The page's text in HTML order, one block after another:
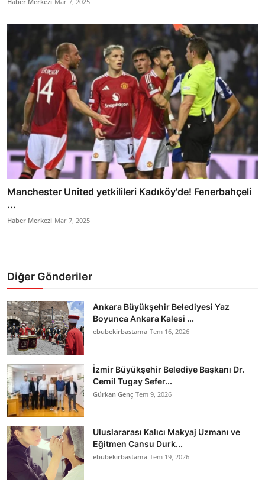
Manchester United yetkilileri Kadıköy'de! Fenerbahçeli
...
Haber Merkezi Mar 7, 2025
Diğer Gönderiler
Ankara Büyükşehir Belediyesi Yaz
Boyunca Ankara Kalesi ...
ebubekirbastama Tem 16, 2026
İzmir Büyükşehir Belediye Başkanı Dr.
Cemil Tugay Sefer...
Gürkan Genç Tem 9, 2026
Uluslararası Kalıcı Makyaj Uzmanı ve
Eğitmen Cansu Durk...
ebubekirbastama Tem 19, 2026